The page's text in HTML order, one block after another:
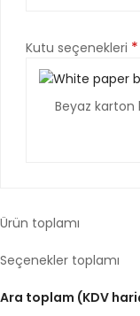
Kutu seçenekleri *
Beyaz karton
Ürün toplamı
Seçenekler toplamı
Ara toplam (KDV